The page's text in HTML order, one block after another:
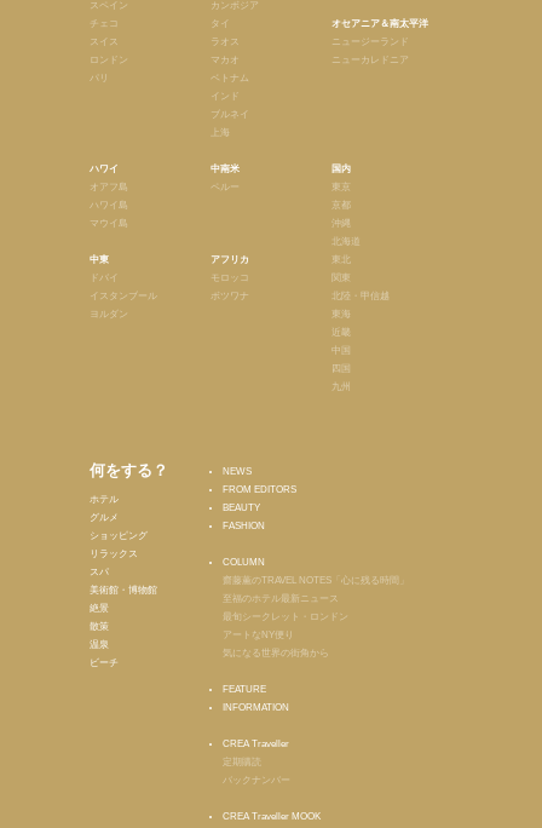
スペイン
チェコ
スイス
ロンドン
パリ
ハワイ
オアフ島
ハワイ島
マウイ島
中東
ドバイ
イスタンブール
ヨルダン
カンボジア
タイ
ラオス
マカオ
ベトナム
インド
ブルネイ
上海
中南米
ペルー
アフリカ
モロッコ
ボツワナ
オセアニア＆南太平洋
ニュージーランド
ニューカレドニア
国内
東京
京都
沖縄
北海道
東北
関東
北陸・甲信越
東海
近畿
中国
四国
九州
何をする？
ホテル
グルメ
ショッピング
リラックス
スパ
美術館・博物館
絶景
散策
温泉
ビーチ
NEWS
FROM EDITORS
BEAUTY
FASHION
COLUMN
齋藤薫のTRAVEL NOTES「心に残る時間」
至福のホテル最新ニュース
最旬シークレット・ロンドン
アートなNY便り
気になる世界の街角から
FEATURE
INFORMATION
CREA Traveller
定期購読
バックナンバー
CREA Traveller MOOK